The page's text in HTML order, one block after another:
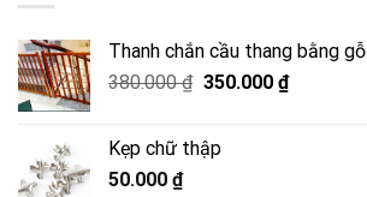
Thanh chắn cầu thang bằng gỗ
380.000₫ Giá
380.000 ₫.
350.000 ₫Giá
Kẹp chữ thập
50.000 ₫